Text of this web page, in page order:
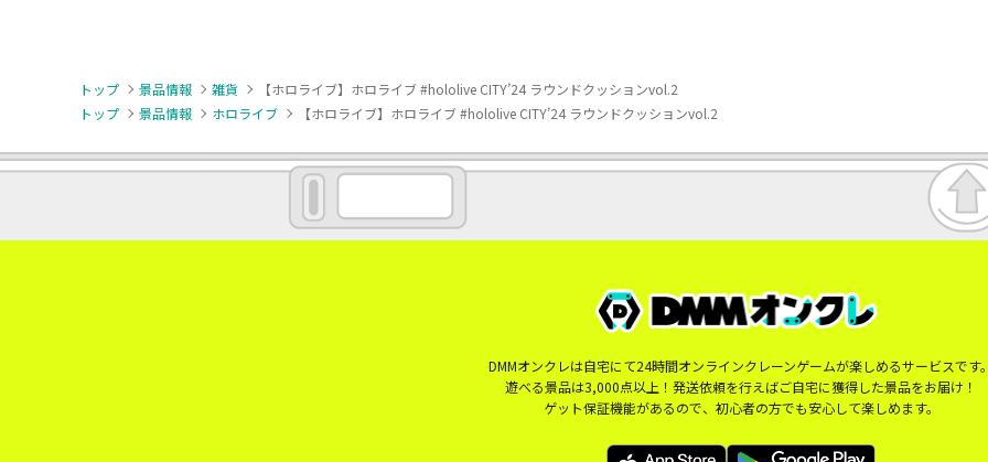
トップ 景品情報 雑貨
【ホロライブ】ホロライブ #hololive CITY’24 ラウンドクッションvol.2
トップ
景品情報 ホロライブ 【ホロライブ】ホロライブ #hololive CITY’24 ラウンドクッションvol.2
DMMオンクレは自宅にて24時間オンラインクレーンゲームが楽しめるサービスです
遊べる景品は3,000点以上！発送依頼を行えばご自宅に獲得した景品をお届け！
ゲット保証機能があるので、初心者の方でも安心して楽しめます。